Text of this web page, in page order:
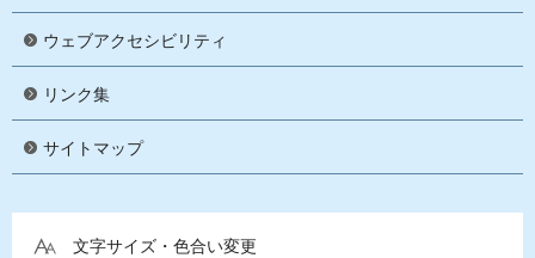
ウェブアクセシビリティ
リンク集
サイトマップ
文字サイズ・色合い変更